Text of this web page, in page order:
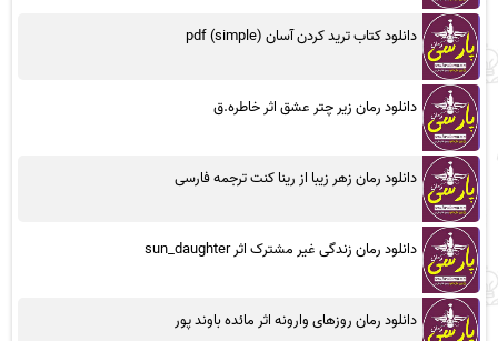
دانلود کتاب ترید کردن آسان (simple) pdf
دانلود رمان زیر چتر عشق اثر خاطره.ق
دانلود رمان زهر زیبا از رینا کنت ترجمه فارسی
دانلود رمان زندگی غیر مشترک اثر sun_daughter
دانلود رمان روزهای وارونه اثر مائده باوند پور